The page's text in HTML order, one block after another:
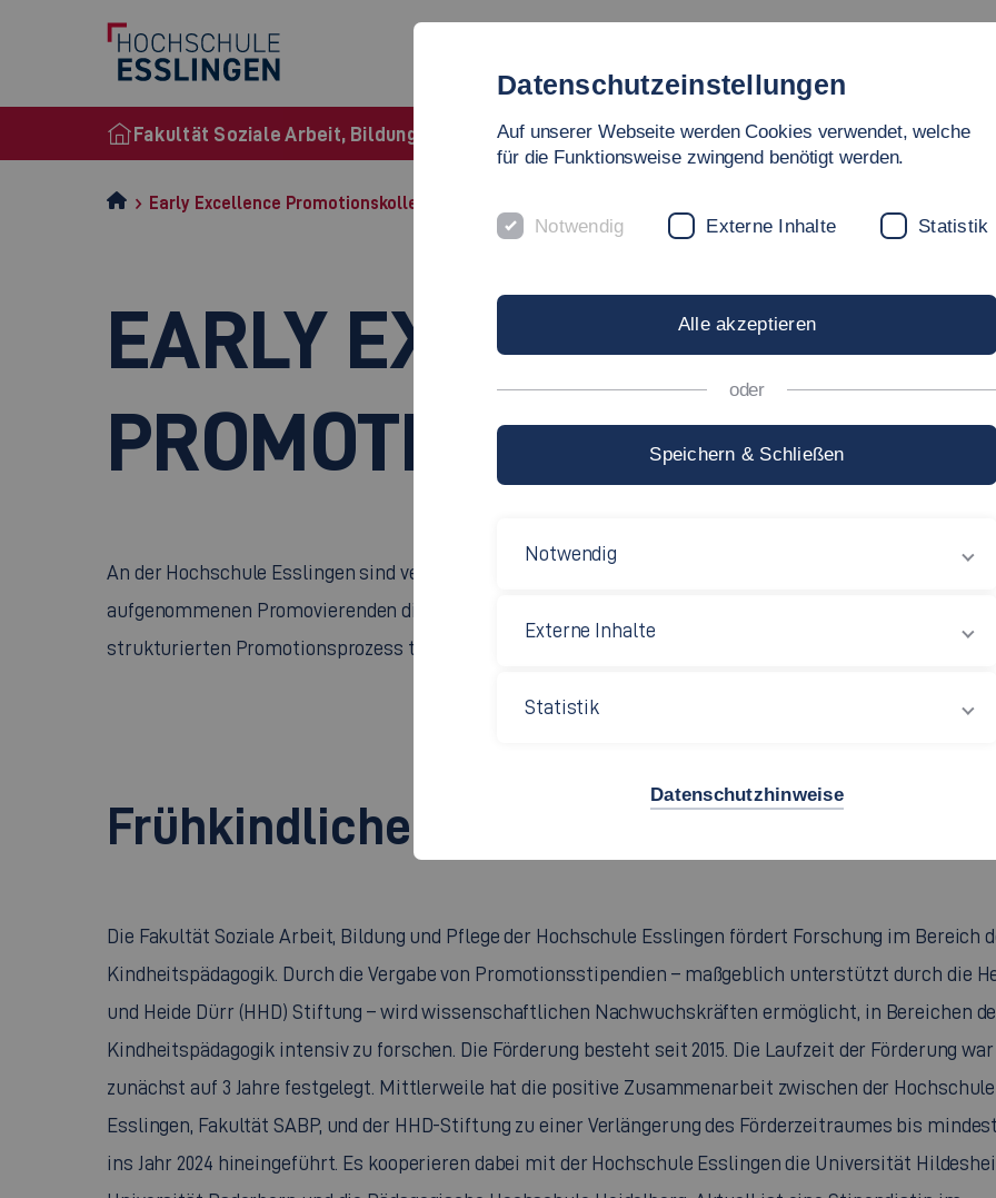
Fakultät Soziale Arbeit, Bildung und Pflege
Early Excellence Promotionskolleg
EARLY EXCELLENCE
PROMOTIONSKOLLEG
​​​​​An der Hochschule Esslingen sind verschiedene Promotionskollegs eingerichtet, in denen die dort
aufgenommenen Promovierenden die Möglichkeit haben, in Kooperation mit einer Universität an einem
strukturierten Promotionsprozess teilzunehmen.
Frühkindliche Bildung
Die Fakultät Soziale Arbeit, Bildung und Pflege der Hochschule Esslingen fördert Forschung im Bereich
Kindheitspädagogik. Durch die Vergabe von Promotionsstipendien – maßgeblich unterstützt durch die
und Heide Dürr (HHD) Stiftung – wird wissenschaftlichen Nachwuchskräften ermöglicht, in Bereichen
Kindheitspädagogik intensiv zu forschen. Die Förderung besteht seit 2015. Die Laufzeit der Förderung war
zunächst auf 3 Jahre festgelegt. Mittlerweile hat die positive Zusammenarbeit zwischen der Hochschule
Esslingen, Fakultät SABP, und der HHD-Stiftung zu einer Verlängerung des Förderzeitraumes bis
ins Jahr 2024 hineingeführt. Es kooperieren dabei mit der Hochschule Esslingen die Universität
Datenschutzeinstellungen
Auf unserer Webseite werden Cookies verwendet, welche
für die Funktionsweise zwingend benötigt werden.
Notwendig Externe Inhalte Statistik
Alle akzeptieren
oder
Speichern & Schließen
Notwendig
Externe Inhalte
Statistik
Datenschutzhinweise